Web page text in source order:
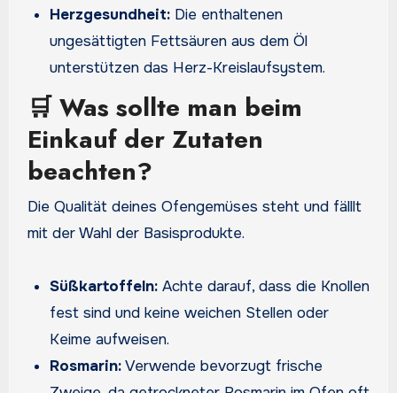
Herzgesundheit: Die enthaltenen
ungesättigten Fettsäuren aus dem Öl
unterstützen das Herz-Kreislaufsystem.
🛒 Was sollte man beim
Einkauf der Zutaten
beachten?
Die Qualität deines Ofengemüses steht und fälllt
mit der Wahl der Basisprodukte.
Süßkartoffeln: Achte darauf, dass die Knollen
fest sind und keine weichen Stellen oder
Keime aufweisen.
Rosmarin:Verwende bevorzugt frische